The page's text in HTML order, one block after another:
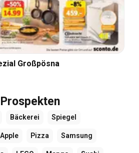
Großpösna
Bäckerei Spiegel
Apple Pizza Samsung